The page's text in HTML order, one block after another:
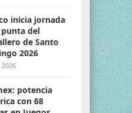
inicia jornada
del
de Santo
2026
2026
potencia
con 68